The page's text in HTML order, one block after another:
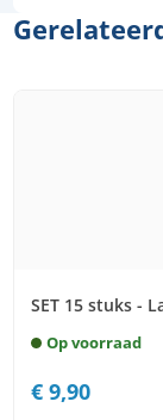
SET 15 stuks -
Op voorraad
€9,90